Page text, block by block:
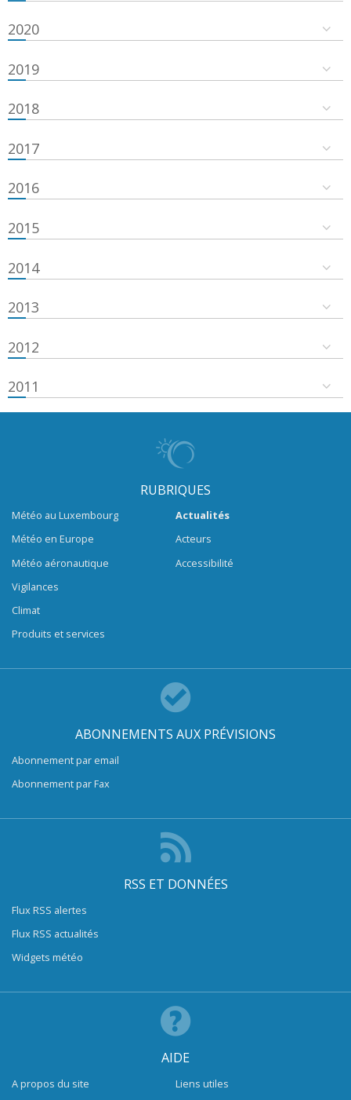
2020
2019
2018
2017
2016
2015
2014
2013
2012
2011
RUBRIQUES
Météo au Luxembourg
Météo en Europe
Météo aéronautique
Vigilances
Climat
Produits et services
Actualités
Acteurs
Accessibilité
ABONNEMENTS AUX PRÉVISIONS
Abonnement par email
Abonnement par Fax
RSS ET DONNÉES
Flux RSS alertes
Flux RSS actualités
Widgets météo
AIDE
A propos du site
Liens utiles